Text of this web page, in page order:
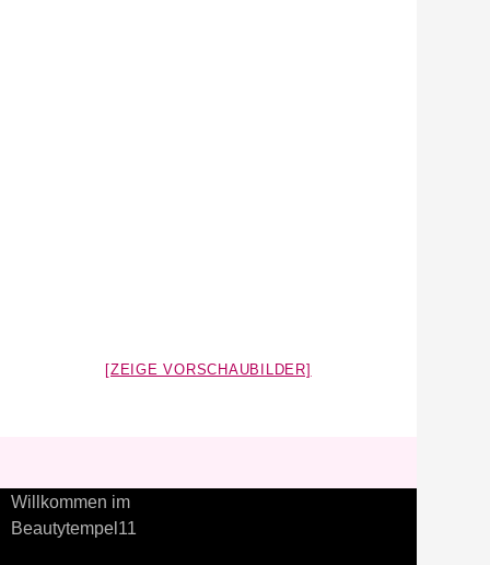
[ZEIGE VORSCHAUBILDER]
Willkommen im
Beautytempel11